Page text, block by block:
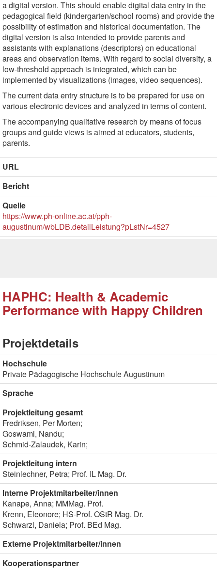
a digital version. This should enable digital data entry in the
pedagogical field (kindergarten/school rooms) and provide the
possibility of estimation and historical documentation. The
digital version is also intended to provide parents and
assistants with explanations (descriptors) on educational
areas and observation items. With regard to social diversity, a
low-threshold approach is integrated, which can be
implemented by visualizations (images, video sequences).
The current data entry structure is to be prepared for use on
various electronic devices and analyzed in terms of content.
The accompanying qualitative research by means of focus
groups and guide views is aimed at educators, students,
parents.
URL
Bericht
Quelle
https://www.ph-online.ac.at/pph-
augustinum/wbLDB.detailLeistung?pLstNr=4527
HAPHC: Health & Academic
Performance with Happy Children
Projektdetails
Hochschule
Private Pädagogische Hochschule Augustinum
Sprache
Projektleitung gesamt
Fredriksen, Per Morten;
Goswami, Nandu;
Schmid-Zalaudek, Karin;
Projektleitung intern
Steinlechner, Petra; Prof. IL Mag. Dr.
Interne Projektmitarbeiter/innen
Kanape, Anna; MMMag. Prof.
Krenn, Eleonore; HS-Prof. OStR Mag. Dr.
Schwarzl, Daniela; Prof. BEd Mag.
Externe Projektmitarbeiter/innen
Kooperationspartner